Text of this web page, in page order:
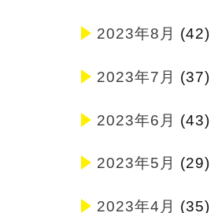
2023年8月 (42)
2023年7月 (37)
2023年6月 (43)
2023年5月 (29)
2023年4月 (35)